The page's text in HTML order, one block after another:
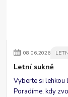
08.06.2026
Letní sukně
Vyberte si lehkou
Poradíme, kdy